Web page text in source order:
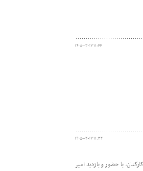
۱۴۰۵-۰۳-۱۷ ۱۱:۴۴
۱۴۰۵-۰۳-۱۷ ۱۱:۳۳
با حضور و بازدید امیر